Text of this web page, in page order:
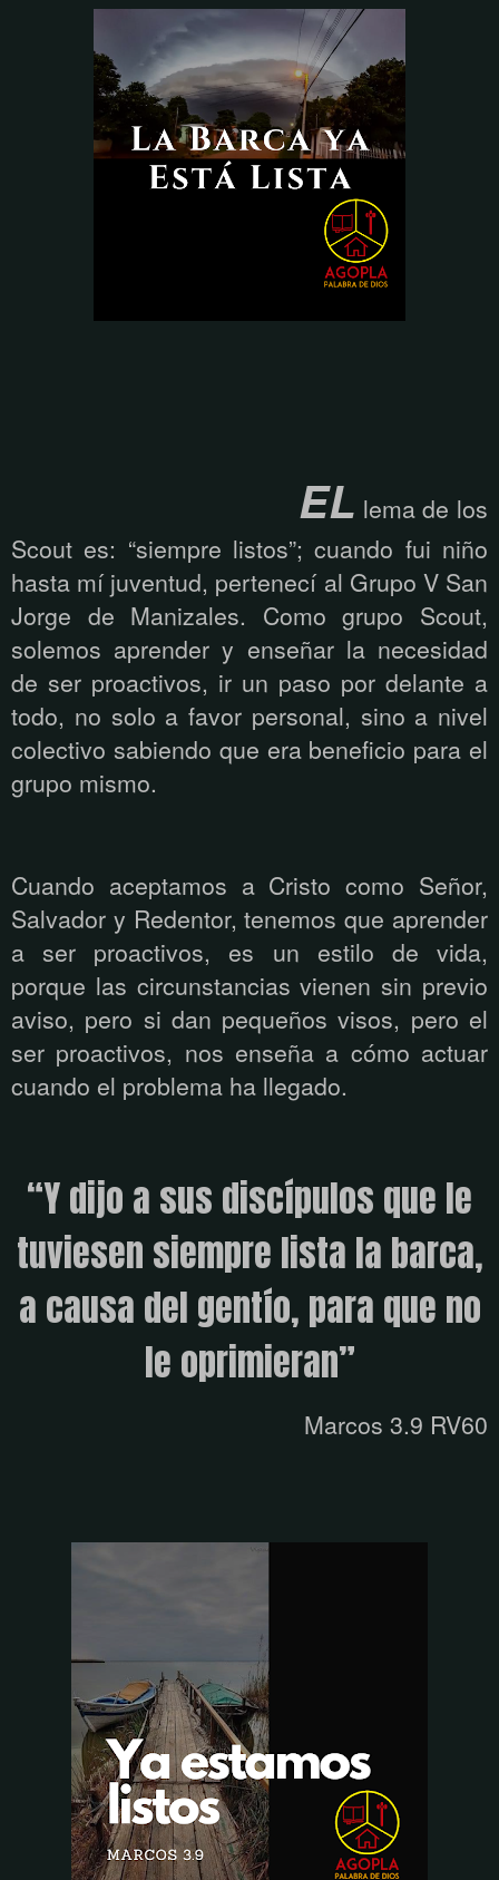
EL lema de los
Scout es: “siempre listos”; cuando fui niño
hasta mí juventud, pertenecí al Grupo V San
Jorge de Manizales. Como grupo Scout,
solemos aprender y enseñar la necesidad
de ser proactivos, ir un paso por delante a
todo, no solo a favor personal, sino a nivel
colectivo sabiendo que era beneficio para el
grupo mismo.
Cuando aceptamos a Cristo como Señor,
Salvador y Redentor, tenemos que aprender
a ser proactivos, es un estilo de vida,
porque las circunstancias vienen sin previo
aviso, pero si dan pequeños visos, pero el
ser proactivos, nos enseña a cómo actuar
cuando el problema ha llegado.
“Y dijo a sus discípulos que le
tuviesen siempre lista la barca,
a causa del gentío, para que no
le oprimieran”
Marcos 3.9 RV60